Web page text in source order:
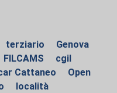
terziario
Genova
FILCAMS
cgil
Cattaneo
Open
località